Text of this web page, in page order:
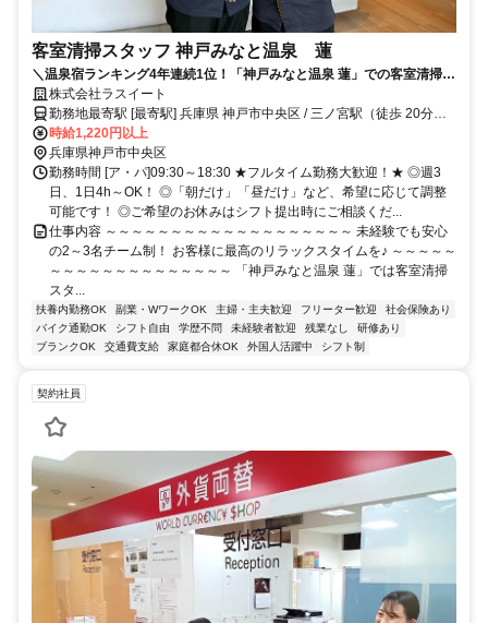
客室清掃スタッフ 神戸みなと温泉 蓮
＼温泉宿ランキング4年連続1位！「神戸みなと温泉 蓮」での客室清掃の
お仕事！／週3日～OKの柔軟シフトで、家庭やプライベートとの両立も
簡単♪三宮から無料送迎バスあり！働き方の希望はお気軽にご相談可能で
す◎
株式会社ラスイート
勤務地最寄駅 [最寄駅] 兵庫県 神戸市中央区 / 三ノ宮駅（徒歩 20分）
ほか
時給1,220円以上
兵庫県神戸市中央区
勤務時間 [ア・パ]09:30～18:30 ★フルタイム勤務大歓迎！★ ◎週3
日、1日4h～OK！ ◎「朝だけ」「昼だけ」など、希望に応じて調整
可能です！ ◎ご希望のお休みはシフト提出時にご相談くだ...
仕事内容 ～～～～～～～～～～～～～～～～～～～ 未経験でも安心
の2～3名チーム制！ お客様に最高のリラックスタイムを♪ ～～～～～
～～～～～～～～～～～～～～ 「神戸みなと温泉 蓮」では客室清掃
スタ...
扶養内勤務OK 副業・WワークOK 主婦・主夫歓迎 フリーター歓迎
社会保険あり
バイク通勤OK
シフト自由 学歴不問 未経験者歓迎 残業なし
研修あり
ブランクOK
交通費支給 家庭都合休OK 外国人活躍中 シフト制
契約社員